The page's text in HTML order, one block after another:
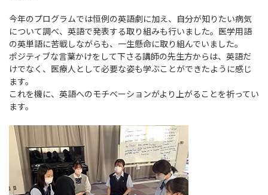
今年のプログラムでは恒例の英語劇に加え、自分が知りたい病気
について調べ、英語で発表する取り組みも行いました。医学用語
の英単語に苦戦しながらも、一生懸命に取り組んでいました。
ポジティブな言葉かけをして下さる講師の先生方からは、英語だ
けでなく、医療人として必要な姿も学ぶことができたように感じ
ます。
これを機に、英語へのモチベーションがより上がることを祈ってい
ます。